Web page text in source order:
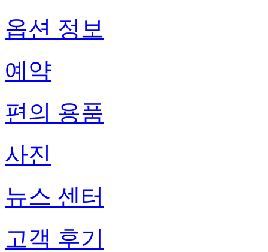
옵션 정보
예약
편의 용품
사진
뉴스 센터
고객 후기